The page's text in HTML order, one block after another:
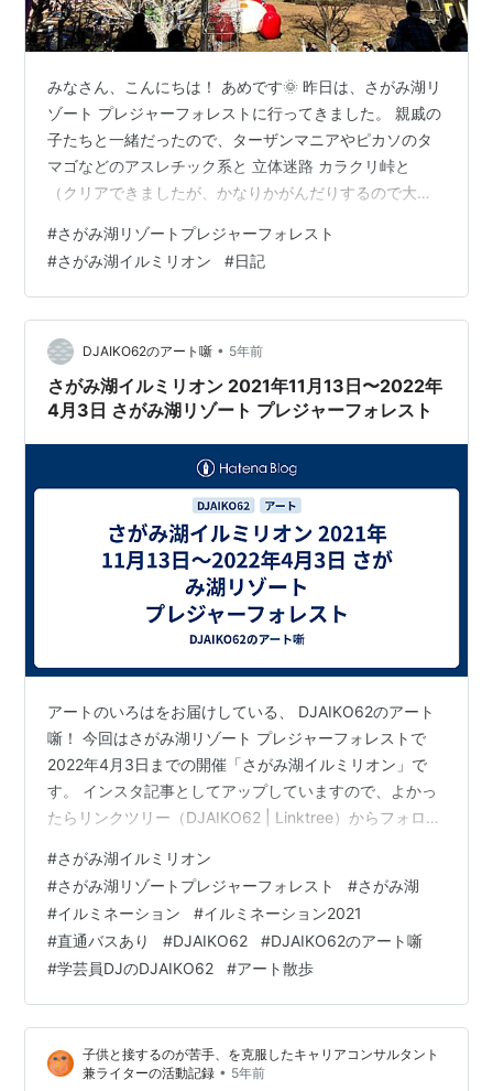
みなさん、こんにちは！ あめです🌞 昨日は、さがみ湖リ
ゾート プレジャーフォレストに行ってきました。 親戚の
子たちと一緒だったので、ターザンマニアやピカソのタ
マゴなどのアスレチック系と 立体迷路 カラクリ峠と
（クリアできましたが、かなりかがんだりするので大変
した。 乗り物が風のせい？かほとんどやってなかったの
で、前に来た時よりもかなり並びましたし混んでまし
た。 パディントンのコーナーであったかいシュガーチュ
ロス頼みました。 寒かったから嬉しかったけど、シュガ
ー多すぎでした。 関東三大イルミネーション さがみ湖イ
ルミリオンもやってましたが、激…
#さがみ湖リゾートプレジャーフォレスト
#さがみ湖イルミリオン #日記
DJAIKO62のアート噺 • 5年前
さがみ湖イルミリオン 2021年11月13日〜2022年
4月3日 さがみ湖リゾート プレジャーフォレスト
アートのいろはをお届けしている、 DJAIKO62のアート
噺！ 今回はさがみ湖リゾート プレジャーフォレストで
2022年4月3日までの開催「さがみ湖イルミリオン」で
す。 インスタ記事としてアップしていますので、よかっ
たらリンクツリー（DJAIKO62 | Linktree）からフォロー
2022年4月3日さがみ湖リゾート プレジャーフォレスト
番組で話題にしたことは過去に多くあったものの、実際
にたずねるのは初めて。やっと念願のさがみ湖イルミリ
オンへ行くことができました！嬉しかったなー。今年は
コラボエリアも含めて関東最大級となる600万球の…
#さがみ湖イルミリオン
#さがみ湖リゾートプレジャーフォレスト #さがみ湖
#イルミネーション #イルミネーション2021
#直通バスあり #DJAIKO62 #DJAIKO62のアート噺
#学芸員DJのDJAIKO62 #アート散歩
子供と接するのが苦手、を克服したキャリアコンサルタント
兼ライターの活動記録 • 5年前